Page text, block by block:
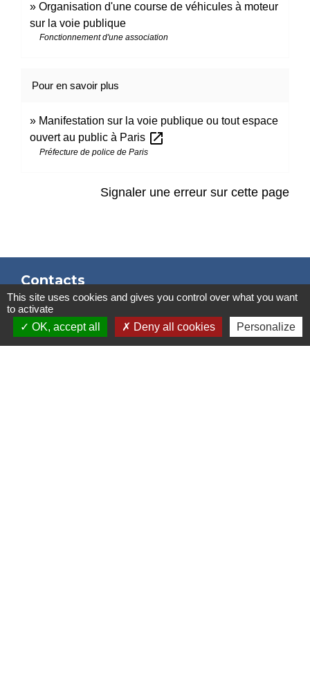
Organisation d'une course de véhicules à moteur
sur la voie publique
Fonctionnement d'une association
Pour en savoir plus
Manifestation sur la voie publique ou tout espace
ouvert au public à Paris open_in_new
Préfecture de police de Paris
Signaler une erreur sur cette page
Contacts
Mairie de Marssac-sur-Tarn
2 Rue Tonimarié
This site uses cookies and gives you control over what you want
to activate
OK, accept all
Deny all cookies Personalize